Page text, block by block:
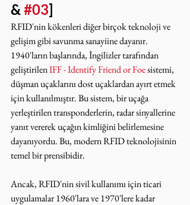
& #03]
RFID'nin kökenleri diğer birçok teknoloji ve
gelişim gibi savunma sanayiine dayanır.
1940'ların başlarında, İngilizler tarafından
geliştirilen IFF - Identify Friend or Foe sistemi,
düşman uçaklarını dost uçaklardan ayırt etmek
için kullanılmıştır. Bu sistem, bir uçağa
yerleştirilen transponderlerin, radar sinyallerine
yanıt vererek uçağın kimliğini belirlemesine
dayanıyordu. Bu, modern RFID teknolojisinin
temel bir prensibidir.
Ancak, RFID'nin sivil kullanımı için ticari
uygulamalar 1960'lara ve 1970'lere kadar